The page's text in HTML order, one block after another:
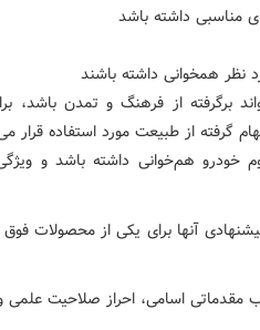
مناسبی داشته باشد
نظر همخوانی داشته باشند
برگرفته از فرهنگ و تمدن باشد،
گرفته از طبیعت مورد استفاده قرار
خودرو هم‌خوانی داشته باشد و
آنها برای یکی از محصولات
مقدماتی اسامی، احراز صلاحیت